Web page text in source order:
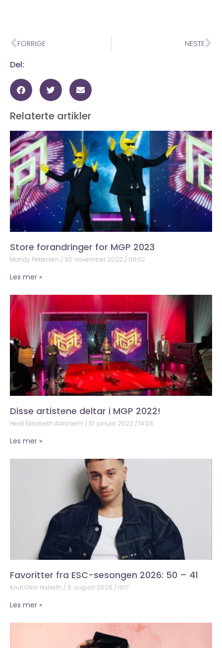
FORRIGE NESTE
Del:
Relaterte artikler
Store forandringer for MGP 2023
Mandy Pettersen 30. november 2022 08:02
Les mer »
Disse artistene deltar i MGP 2022!
Heidi Elisabeth Aarsheim 10. januar 2022 14:08
Les mer »
Favoritter fra ESC-sesongen 2026: 50 – 41
Knut Olav Halseth 5. august 2026 19:17
Les mer »